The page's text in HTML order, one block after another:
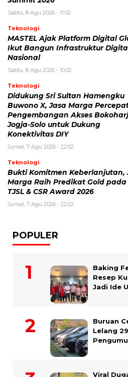
Sabtu, 8 Agu 2026 - 11:02
Teknologi
MASTEL Ajak Platform Digital
Ikut Bangun Infrastruktur
Nasional
Sabtu, 8 Agu 2026 - 10:02
Teknologi
Didukung Sri Sultan Hamengku
Buwono X, Jasa Marga
Pengembangan Akses
Jogja-Solo untuk Dukung
Konektivitas DIY
Jumat, 7 Agu 2026 - 22:02
Teknologi
Bukti Komitmen Keberlanjutan,
Marga Raih Predikat Gold pada
TJSL & CSR Award 2026
Jumat, 7 Agu 2026 - 22:02
POPULER
Baking
Resep
Jadi Ide
Buruan
Lelang
Viral